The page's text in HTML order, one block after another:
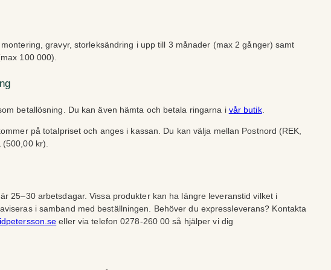
gravyr, storleksändring i upp till 3 månader (max 2 gånger) samt
100 000).
betallösning. Du kan även hämta och betala ringarna i vår butik.
på totalpriset och anges i kassan. Du kan välja mellan Postnord (REK,
kr).
25–30 arbetsdagar. Vissa produkter kan ha längre leveranstid vilket i
i samband med beställningen. Behöver du expressleverans? Kontakta
eller via telefon 0278-260 00 så hjälper vi dig